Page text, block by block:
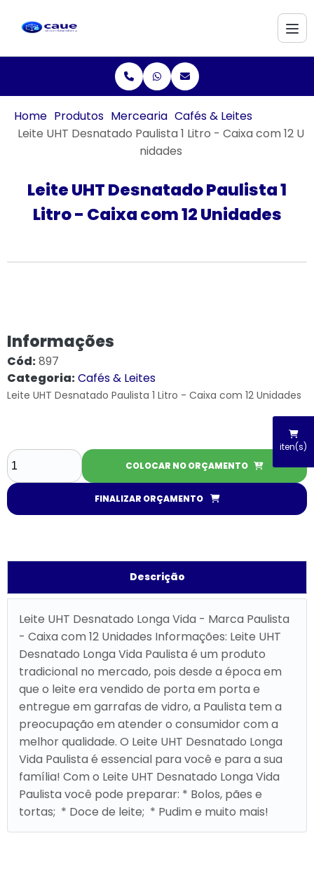
iten(s)
Home Produtos Mercearia Cafés & Leites
Leite UHT Desnatado Paulista 1 Litro - Caixa com 12 U
nidades
Leite UHT Desnatado Paulista 1
Litro - Caixa com 12 Unidades
Informações
Cód:897
Categoria:Cafés & Leites
Leite UHT Desnatado Paulista 1 Litro - Caixa com 12 Unidades
COLOCAR NO ORÇAMENTO
FINALIZAR ORÇAMENTO
Descrição
Leite UHT Desnatado Longa Vida - Marca Paulista
- Caixa com 12 Unidades Informações: Leite UHT
Desnatado Longa Vida Paulista é um produto
tradicional no mercado, pois desde a época em
que o leite era vendido de porta em porta e
entregue em garrafas de vidro, a Paulista tem a
preocupação em atender o consumidor com a
melhor qualidade. O Leite UHT Desnatado Longa
Vida Paulista é essencial para você e para a sua
família! Com o Leite UHT Desnatado Longa Vida
Paulista você pode preparar: * Bolos, pães e
tortas; * Doce de leite; * Pudim e muito mais!